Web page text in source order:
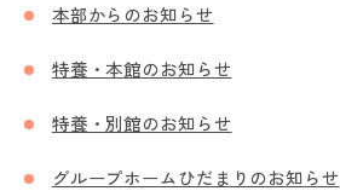
本部からのお知らせ
特養・本館のお知らせ
特養・別館のお知らせ
グループホームひだまりのお知らせ